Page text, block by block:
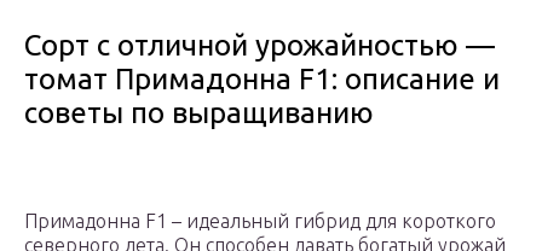
Сорт с отличной урожайностью —
томат Примадонна F1: описание и
советы по выращиванию
Примадонна F1 – идеальный гибрид для короткого
северного лета. Он способен давать богатый урожай